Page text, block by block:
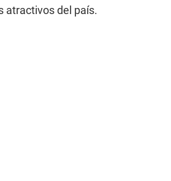
atractivos del país.